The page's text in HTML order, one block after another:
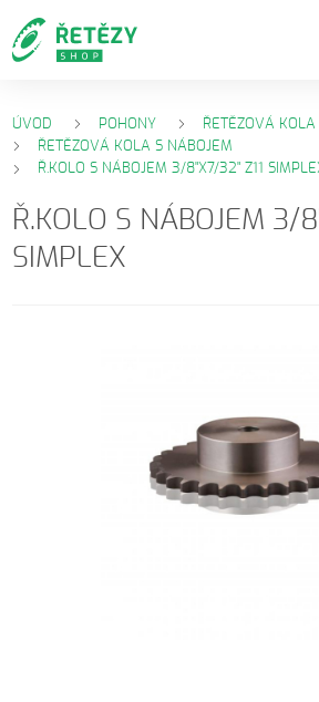
ÚVOD POHONY
ŘETĚZOVÁ KOLA
ŘETĚZOVÁ KOLA S NÁBOJEM
Ř.KOLO S NÁBOJEM 3/8"X7/32" Z11
Ř.KOLO S NÁBOJEM 3/
SIMPLEX